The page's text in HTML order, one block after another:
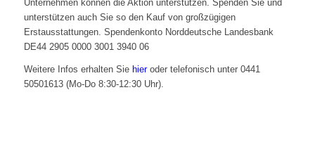
Unternehmen können die Aktion unterstützen. Spenden Sie und
unterstützen auch Sie so den Kauf von großzügigen
Erstausstattungen. Spendenkonto Norddeutsche Landesbank
DE44 2905 0000 3001 3940 06
Weitere Infos erhalten Sie hieroder telefonisch unter 0441
50501613 (Mo-Do 8:30-12:30 Uhr).